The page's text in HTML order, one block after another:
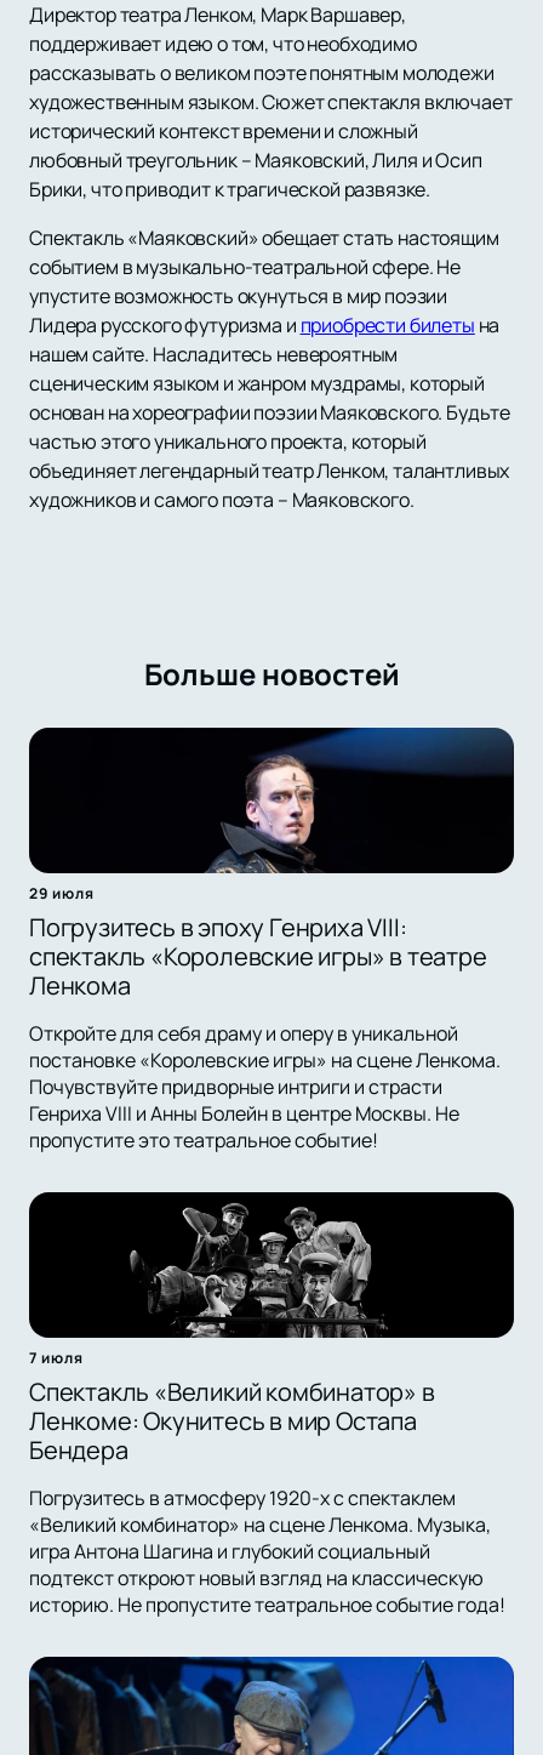
Директор театра Ленком, Марк Варшавер,
поддерживает идею о том, что необходимо
рассказывать о великом поэте понятным молодежи
художественным языком. Сюжет спектакля включает
исторический контекст времени и сложный
любовный треугольник – Маяковский, Лиля и Осип
Брики, что приводит к трагической развязке.
Спектакль «Маяковский» обещает стать настоящим
событием в музыкально-театральной сфере. Не
упустите возможность окунуться в мир поэзии
Лидера русского футуризма и приобрести билеты на
нашем сайте. Насладитесь невероятным
сценическим языком и жанром муздрамы, который
основан на хореографии поэзии Маяковского. Будьте
частью этого уникального проекта, который
объединяет легендарный театр Ленком, талантливых
художников и самого поэта – Маяковского.
Больше новостей
29 июля
Погрузитесь в эпоху Генриха VIII:
спектакль «Королевские игры» в театре
Ленкома
Откройте для себя драму и оперу в уникальной
постановке «Королевские игры» на сцене Ленкома.
Почувствуйте придворные интриги и страсти
Генриха VIII и Анны Болейн в центре Москвы. Не
пропустите это театральное событие!
7 июля
Спектакль «Великий комбинатор» в
Ленкоме: Окунитесь в мир Остапа
Бендера
Погрузитесь в атмосферу 1920-х с спектаклем
«Великий комбинатор» на сцене Ленкома. Музыка,
игра Антона Шагина и глубокий социальный
подтекст откроют новый взгляд на классическую
историю. Не пропустите театральное событие года!